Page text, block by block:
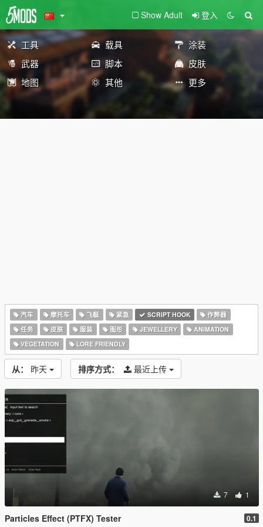
Show Adult 登入
工具 载具
涂装
武器
脚本
皮肤
地图
其他 更多
汽车 摩托车 飞艇 紧急 SCRIPT HOOK
作弊器
任务
皮肤 服装 图形 JEWELLERY
ANIMATION
VEGETATION
LORE FRIENDLY
从： 昨天 排序方式： 最近上传
7 1
Particles Effect (PTFX) Tester 0.1